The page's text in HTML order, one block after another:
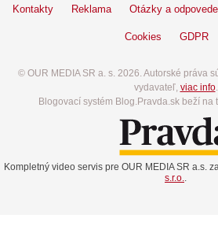
Kontakty Reklama Otázky a odpovede
Cookies GDPR
© OUR MEDIA SR a. s. 2026. Autorské práva
vydavateľ, viac info.
Blogovací systém Blog.Pravda.sk beží na
Kompletný video servis pre OUR MEDIA SR a.s.
s.r.o.